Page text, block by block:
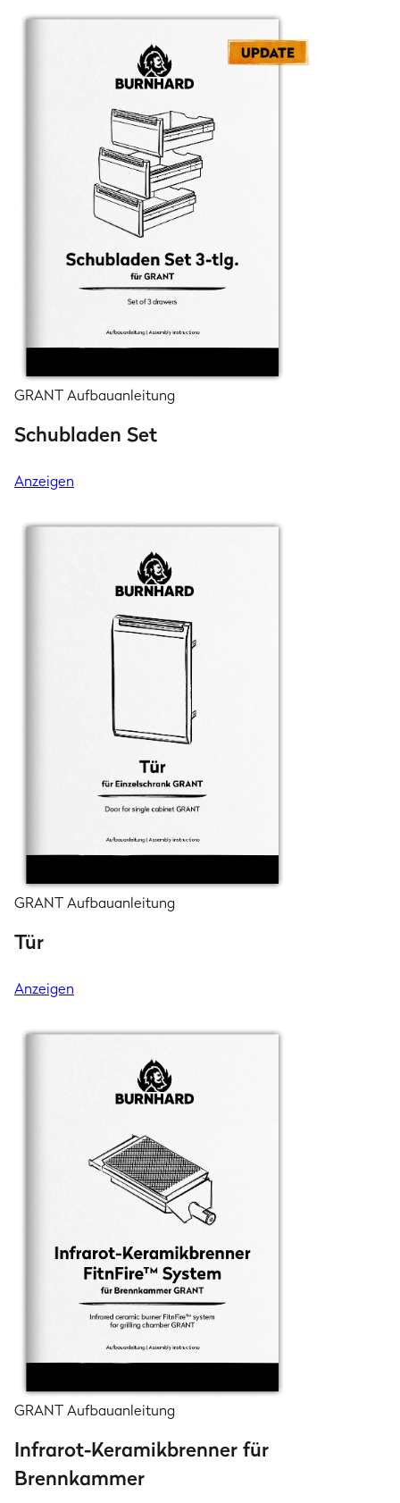
GRANT Aufbauanleitung
Schubladen Set
Anzeigen
GRANT Aufbauanleitung
Tür
Anzeigen
GRANT Aufbauanleitung
Infrarot-Keramikbrenner für
Brennkammer